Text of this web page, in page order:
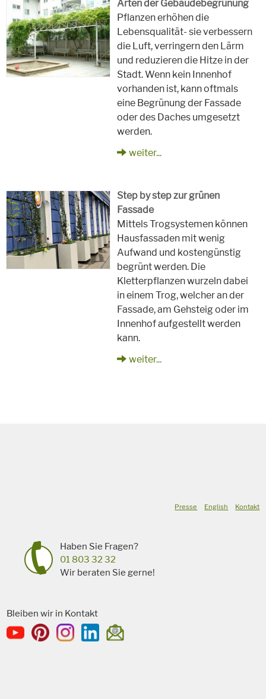
Arten der Gebäudebegrünung
Pflanzen erhöhen die
Lebensqualität- sie verbessern
die Luft, verringern den Lärm
und reduzieren die Hitze in der
Stadt. Wenn kein Innenhof
vorhanden ist, kann oftmals
eine Begrünung der Fassade
oder des Daches umgesetzt
werden.
weiter...
Step by step zur grünen
Fassade
Mittels Trogsystemen können
Hausfassaden mit wenig
Aufwand und kostengünstig
begrünt werden. Die
Kletterpflanzen wurzeln dabei
in einem Trog, welcher an der
Fassade, am Gehsteig oder im
Innenhof aufgestellt werden
kann.
weiter...
Presse English Kontakt
Haben Sie Fragen?
01 803 32 32
Wir beraten Sie gerne!
Bleiben wir in Kontakt